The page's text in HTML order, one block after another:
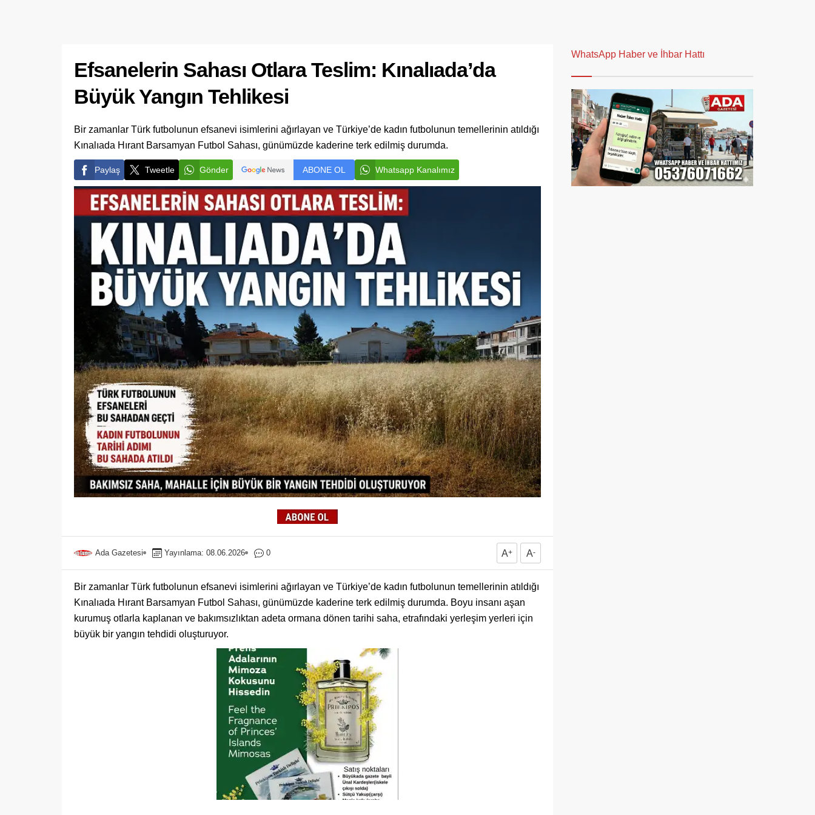
Efsanelerin Sahası Otlara Teslim: Kınalıada’da
Büyük Yangın Tehlikesi
Bir zamanlar Türk futbolunun efsanevi isimlerini ağırlayan ve Türkiye’de kadın futbolunun temellerinin atıldığı
Kınalıada Hırant Barsamyan Futbol Sahası, günümüzde kaderine terk edilmiş durumda.
Paylaş Tweetle Gönder ABONE OL Whatsapp Kanalımız
Ada Gazetesi Yayınlama: 08.06.2026 0 A+ A-
Bir zamanlar Türk futbolunun efsanevi isimlerini ağırlayan ve Türkiye’de kadın futbolunun temellerinin atıldığı
Kınalıada Hırant Barsamyan Futbol Sahası, günümüzde kaderine terk edilmiş durumda. Boyu insanı aşan
kurumuş otlarla kaplanan ve bakımsızlıktan adeta ormana dönen tarihi saha, etrafındaki yerleşim yerleri için
büyük bir yangın tehdidi oluşturuyor.
WhatsApp Haber ve İhbar Hattı